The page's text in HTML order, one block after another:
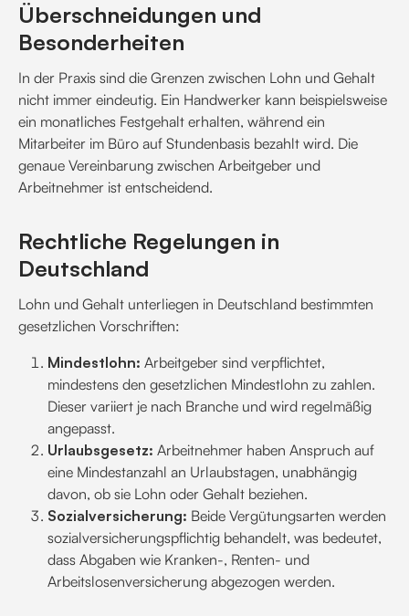
Überschneidungen und
Besonderheiten
In der Praxis sind die Grenzen zwischen Lohn und Gehalt
nicht immer eindeutig. Ein Handwerker kann beispielsweise
ein monatliches Festgehalt erhalten, während ein
Mitarbeiter im Büro auf Stundenbasis bezahlt wird. Die
genaue Vereinbarung zwischen Arbeitgeber und
Arbeitnehmer ist entscheidend.
Rechtliche Regelungen in
Deutschland
Lohn und Gehalt unterliegen in Deutschland bestimmten
gesetzlichen Vorschriften:
Mindestlohn: Arbeitgeber sind verpflichtet,
mindestens den gesetzlichen Mindestlohn zu zahlen.
Dieser variiert je nach Branche und wird regelmäßig
angepasst.
Urlaubsgesetz: Arbeitnehmer haben Anspruch auf
eine Mindestanzahl an Urlaubstagen, unabhängig
davon, ob sie Lohn oder Gehalt beziehen.
Sozialversicherung: Beide Vergütungsarten werden
sozialversicherungspflichtig behandelt, was bedeutet,
dass Abgaben wie Kranken-, Renten- und
Arbeitslosenversicherung abgezogen werden.